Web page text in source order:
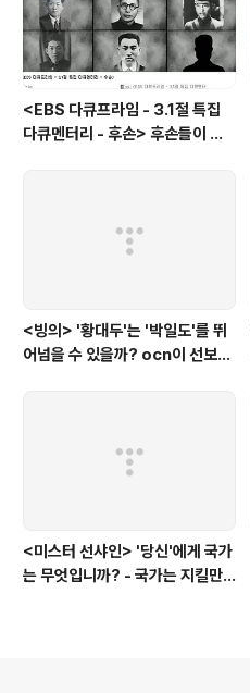
<EBS 다큐프라임 - 3.1절 특집
다큐멘터리 - 후손> 후손들이 말
<빙의> '황대두'는 '박일도'를 뛰
어넘을 수 있을까? ocn이 선보인
<미스터 선샤인> '당신'에게 국가
는 무엇입니까? - 국가는 지킬만